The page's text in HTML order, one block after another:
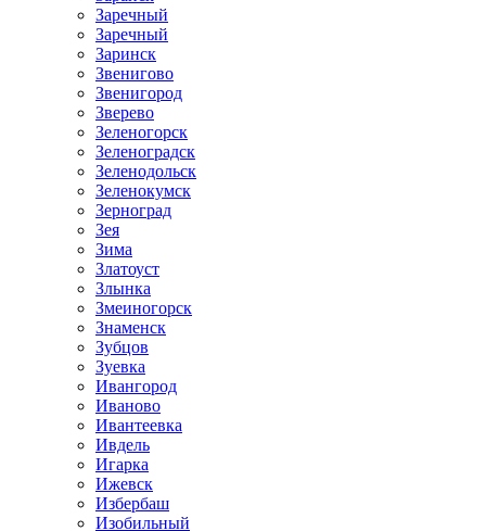
Заречный
Заречный
Заринск
Звенигово
Звенигород
Зверево
Зеленогорск
Зеленоградск
Зеленодольск
Зеленокумск
Зерноград
Зея
Зима
Златоуст
Злынка
Змеиногорск
Знаменск
Зубцов
Зуевка
Ивангород
Иваново
Ивантеевка
Ивдель
Игарка
Ижевск
Избербаш
Изобильный